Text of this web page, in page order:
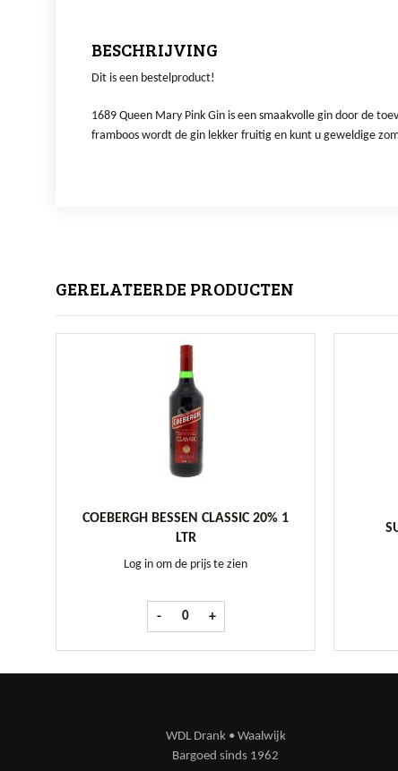
BESCHRIJVING
Dit is een bestelproduct!
1689 Queen Mary Pink Gin is een smaakvolle gin door de
framboos wordt de gin lekker fruitig en kunt u geweldige
GERELATEERDE PRODUCTEN
COEBERGH BESSEN CLASSIC 20% 1
LTR
Log in om de prijs te zien
- Coebergh Bessen CLASSIC 20% 1 ltr aantal
+
WDL Drank • Waalwijk
Bargoed sinds 1962